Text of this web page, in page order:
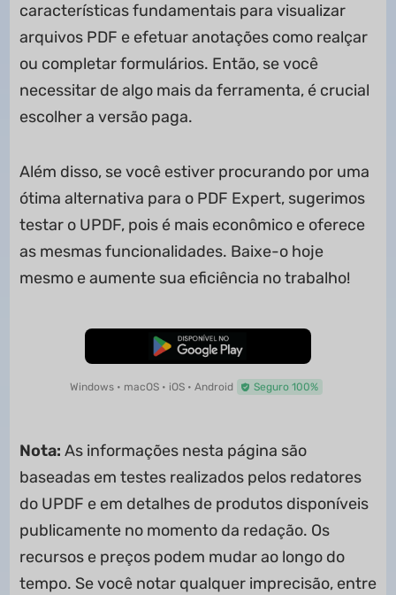
características fundamentais para visualizar
arquivos PDF e efetuar anotações como realçar
ou completar formulários. Então, se você
necessitar de algo mais da ferramenta, é crucial
escolher a versão paga.
Além disso, se você estiver procurando por uma
ótima alternativa para o PDF Expert, sugerimos
testar o UPDF, pois é mais econômico e oferece
as mesmas funcionalidades. Baixe-o hoje
mesmo e aumente sua eficiência no trabalho!
Baixar Grátis
Windows • macOS • iOS • Android Seguro 100%
Nota: As informações nesta página são
baseadas em testes realizados pelos redatores
do UPDF e em detalhes de produtos disponíveis
publicamente no momento da redação. Os
recursos e preços podem mudar ao longo do
tempo. Se você notar qualquer imprecisão, entre